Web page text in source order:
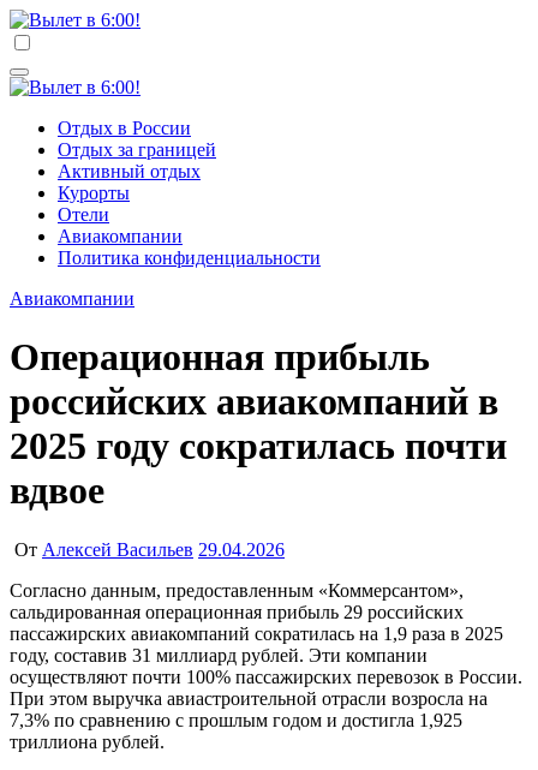
Перейти
к
Генеральный директор: Чернокоз Ольга Валерьевна
Учредитель ООО "Клуб регионов", ИНН 6685155934
Генеральный директор: Чернокоз Ольга Валерьевна
info@gosrf.ru +7 (495) 920-51-49
Отдых в России
Отдых за границей
Активный отдых
Курорты
Отели
Авиакомпании
Политика конфиденциальности
Авиакомпании
Операционная прибыль
российских авиакомпаний в
2025 году сократилась почти
вдвое
От Алексей Васильев 29.04.2026
Согласно данным, предоставленным «Коммерсантом»,
сальдированная операционная прибыль 29 российских
пассажирских авиакомпаний сократилась на 1,9 раза в 2025
году, составив 31 миллиард рублей. Эти компании
осуществляют почти 100% пассажирских перевозок в России.
При этом выручка авиастроительной отрасли возросла на
7,3% по сравнению с прошлым годом и достигла 1,925
триллиона рублей.